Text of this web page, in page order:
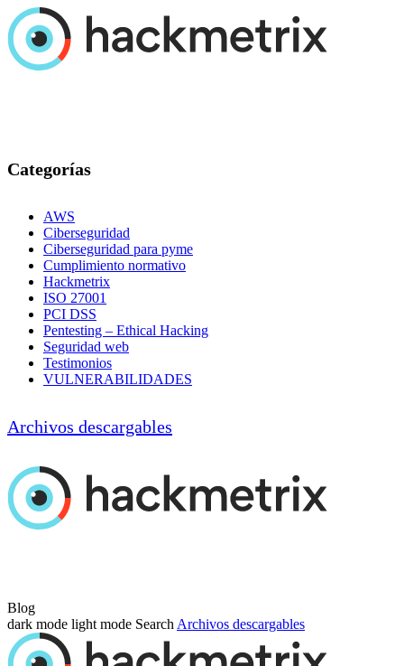
Categorías
AWS
Ciberseguridad
Ciberseguridad para pyme
Cumplimiento normativo
Hackmetrix
ISO 27001
PCI DSS
Pentesting – Ethical Hacking
Seguridad web
Testimonios
VULNERABILIDADES
Archivos descargables
Blog
dark mode light mode Search Archivos descargables